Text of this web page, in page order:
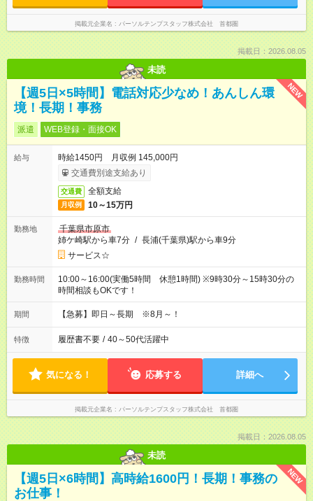
掲載元企業名 パーソルテンプスタッフ株式会社 首都圏
掲載日：2026.08.05
未読
NEW
【週5日×5時間】電話対応少なめ！あんしん環
境！長期！事務
派遣 WEB登録・面接OK
給与
時給1450円 月収例 145,000円
交通費別途支給あり
交通費 全額支給
月収例 10～15万円
勤務地
千葉県市原市
姉ケ崎駅から車7分 / 長浦(千葉県)駅から車9分
サービス☆
勤務時間
10:00～16:00(実働5時間 休憩1時間) ※9時30分～15時30分の
時間相談もOKです！
期間 【急募】即日～長期 ※8月～！
特徴 履歴書不要 / 40～50代活躍中
気になる！ 応募する 詳細へ
掲載元企業名 パーソルテンプスタッフ株式会社 首都圏
掲載日：2026.08.05
未読
NEW
【週5日×6時間】高時給1600円！長期！事務の
お仕事！